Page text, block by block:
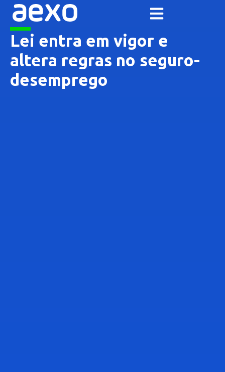
Lei entra em vigor e
altera regras no seguro-
desemprego